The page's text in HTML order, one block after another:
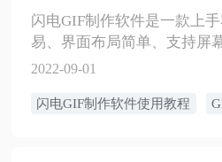
闪电GIF制作软件是一款上
易、界面布局简单、支持屏
制的GIF制作软件。软件支持
包等多种类型的文件，让您
2022-09-01
闪电GIF制作软件使用教程